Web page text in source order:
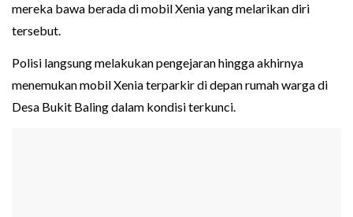
mereka bawa berada di mobil Xenia yang melarikan diri
tersebut.
Polisi langsung melakukan pengejaran hingga akhirnya
menemukan mobil Xenia terparkir di depan rumah warga di
Desa Bukit Baling dalam kondisi terkunci.